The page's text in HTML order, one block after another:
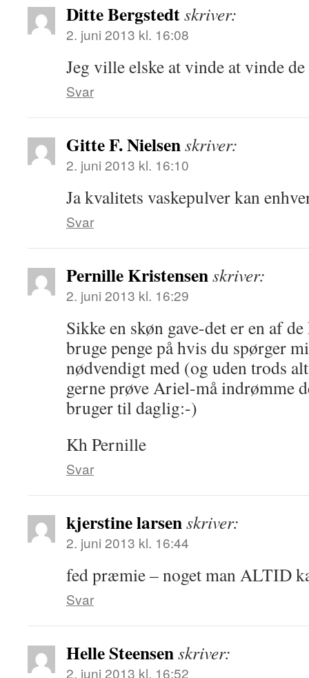
Ditte Bergstedtskriver:
2. juni 2013 kl. 16:08
Jeg ville elske at vinde at vinde
Svar
Gitte F. Nielsenskriver:
2. juni 2013 kl. 16:10
Ja kvalitets vaskepulver kan
Svar
Pernille Kristensenskriver:
2. juni 2013 kl. 16:29
Sikke en skøn gave-det er en af
bruge penge på hvis du spørger
nødvendigt med (og uden trods
gerne prøve Ariel-må indrømme
bruger til daglig:-)
Kh Pernille
Svar
kjerstine larsenskriver:
2. juni 2013 kl. 16:44
fed præmie – noget man ALTID
Svar
Helle Steensenskriver:
2. juni 2013 kl. 16:52